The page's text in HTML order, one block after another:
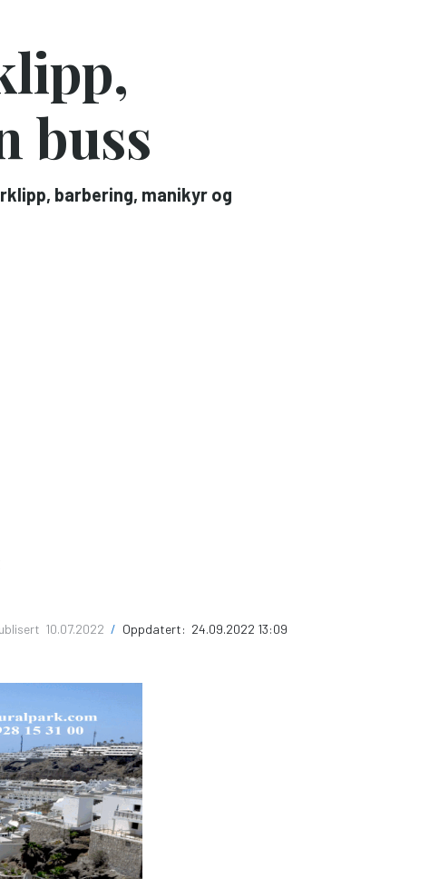
buss
barbering, manikyr og
10.07.2022 / Oppdatert: 24.09.2022 13:09